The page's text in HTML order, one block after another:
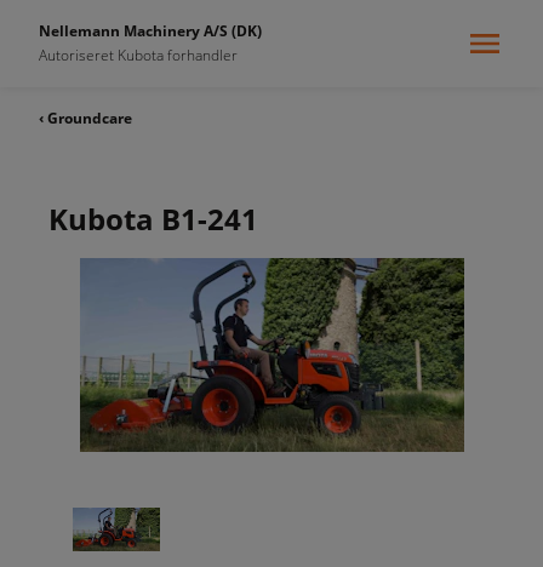
Nellemann Machinery A/S (DK)
Autoriseret Kubota forhandler
‹ Groundcare
Kubota B1-241